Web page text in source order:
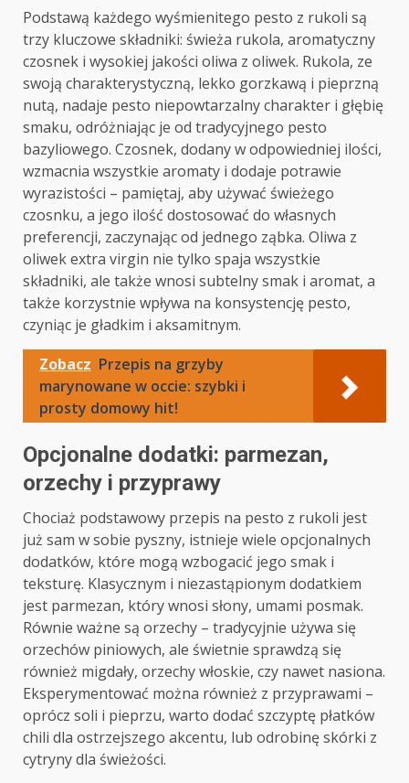
Podstawą każdego wyśmienitego pesto z rukoli są
trzy kluczowe składniki: świeża rukola, aromatyczny
czosnek i wysokiej jakości oliwa z oliwek. Rukola, ze
swoją charakterystyczną, lekko gorzkawą i pieprzną
nutą, nadaje pesto niepowtarzalny charakter i głębię
smaku, odróżniając je od tradycyjnego pesto
bazyliowego. Czosnek, dodany w odpowiedniej ilości,
wzmacnia wszystkie aromaty i dodaje potrawie
wyrazistości – pamiętaj, aby używać świeżego
czosnku, a jego ilość dostosować do własnych
preferencji, zaczynając od jednego ząbka. Oliwa z
oliwek extra virgin nie tylko spaja wszystkie
składniki, ale także wnosi subtelny smak i aromat, a
także korzystnie wpływa na konsystencję pesto,
czyniąc je gładkim i aksamitnym.
Zobacz Przepis na grzyby
marynowane w occie: szybki i
prosty domowy hit!
Opcjonalne dodatki: parmezan,
orzechy i przyprawy
Chociaż podstawowy przepis na pesto z rukoli jest
już sam w sobie pyszny, istnieje wiele opcjonalnych
dodatków, które mogą wzbogacić jego smak i
teksturę. Klasycznym i niezastąpionym dodatkiem
jest parmezan, który wnosi słony, umami posmak.
Równie ważne są orzechy – tradycyjnie używa się
orzechów piniowych, ale świetnie sprawdzą się
również migdały, orzechy włoskie, czy nawet nasiona.
Eksperymentować można również z przyprawami –
oprócz soli i pieprzu, warto dodać szczyptę płatków
chili dla ostrzejszego akcentu, lub odrobinę skórki z
cytryny dla świeżości.